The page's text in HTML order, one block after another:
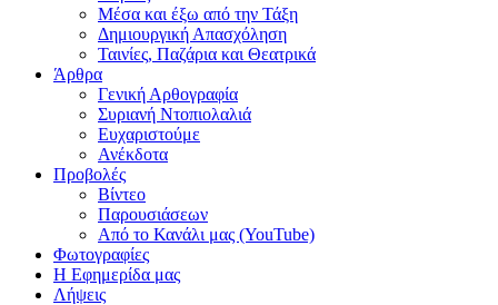
Μέσα και έξω από την Τάξη
Δημιουργική Απασχόληση
Ταινίες, Παζάρια και Θεατρικά
Άρθρα
Γενική Αρθογραφία
Συριανή Ντοπιολαλιά
Ευχαριστούμε
Ανέκδοτα
Προβολές
Βίντεο
Παρουσιάσεων
Από το Κανάλι μας (YouTube)
Φωτογραφίες
Η Εφημερίδα μας
Λήψεις